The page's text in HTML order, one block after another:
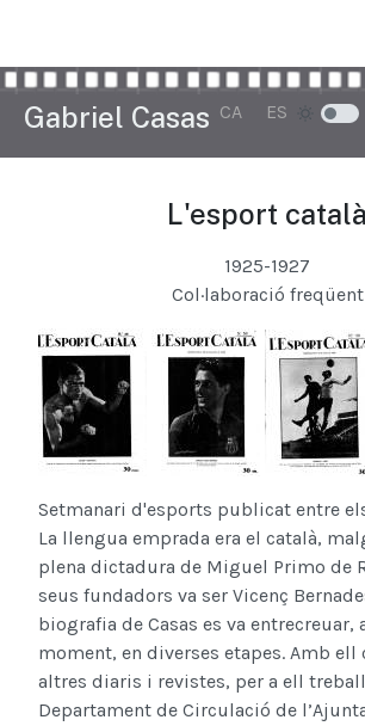
Gabriel Casas Seleccioni el seu
CA ES
L'esport català
1925-1927
Col·laboració freqüent
Setmanari d'esports publicat entre
La llengua emprada era el català,
plena dictadura de Miguel Primo de
seus fundadors va ser Vicenç
biografia de Casas es va
moment, en diverses etapes. Amb ell
altres diaris i revistes, per a ell
Departament de Circulació de